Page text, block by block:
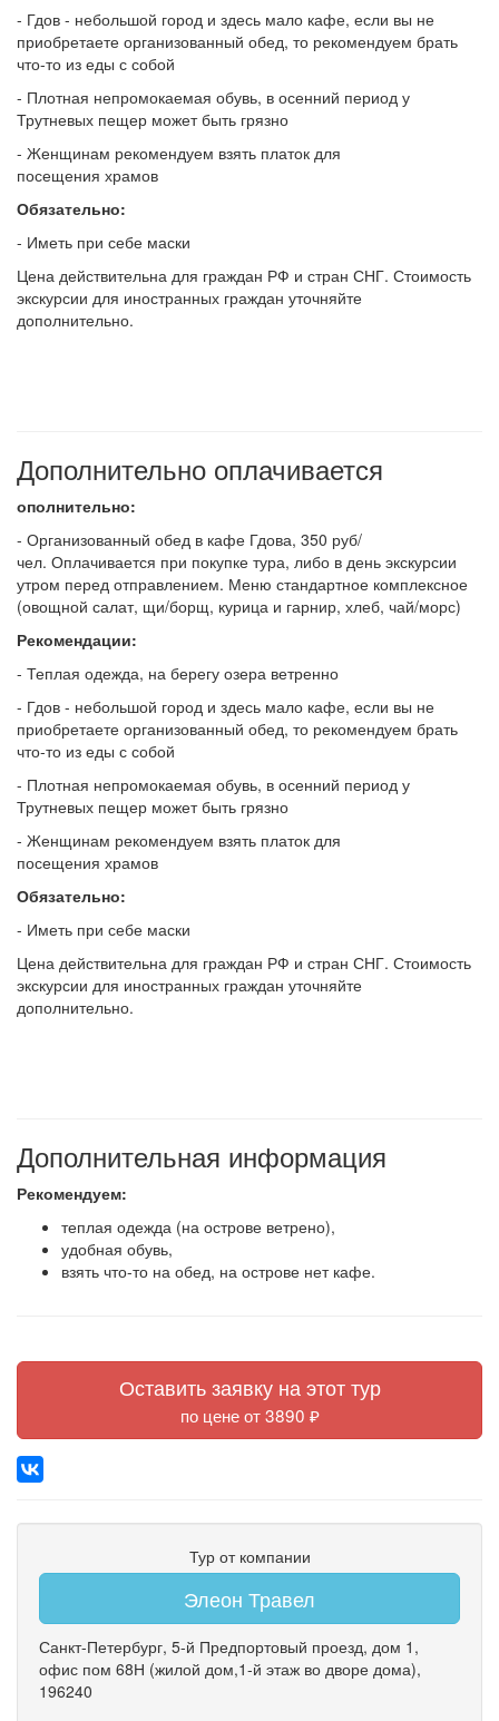
- Гдов - небольшой город и здесь мало кафе, если вы не
приобретаете организованный обед, то рекомендуем брать
что-то из еды с собой
- Плотная непромокаемая обувь, в осенний период у
Трутневых пещер может быть грязно
- Женщинам рекомендуем взять платок для
посещения храмов
Обязательно:
- Иметь при себе маски
Цена действительна для граждан РФ и стран СНГ. Стоимость
экскурсии для иностранных граждан уточняйте
дополнительно.
Дополнительно оплачивается
ополнительно:
- Организованный обед в кафе Гдова, 350 руб/
чел. Оплачивается при покупке тура, либо в день экскурсии
утром перед отправлением. Меню стандартное комплексное
(овощной салат, щи/борщ, курица и гарнир, хлеб, чай/морс)
Рекомендации:
- Теплая одежда, на берегу озера ветренно
- Гдов - небольшой город и здесь мало кафе, если вы не
приобретаете организованный обед, то рекомендуем брать
что-то из еды с собой
- Плотная непромокаемая обувь, в осенний период у
Трутневых пещер может быть грязно
- Женщинам рекомендуем взять платок для
посещения храмов
Обязательно:
- Иметь при себе маски
Цена действительна для граждан РФ и стран СНГ. Стоимость
экскурсии для иностранных граждан уточняйте
дополнительно.
Дополнительная информация
Рекомендуем:
теплая одежда (на острове ветрено),
удобная обувь,
взять что-то на обед, на острове нет кафе.
Оставить заявку на этот тур
по цене от 3890 ₽
Тур от компании
Элеон Травел
Санкт-Петербург, 5-й Предпортовый проезд, дом 1 ,
офис пом 68Н (жилой дом,1-й этаж во дворе дома),
196240